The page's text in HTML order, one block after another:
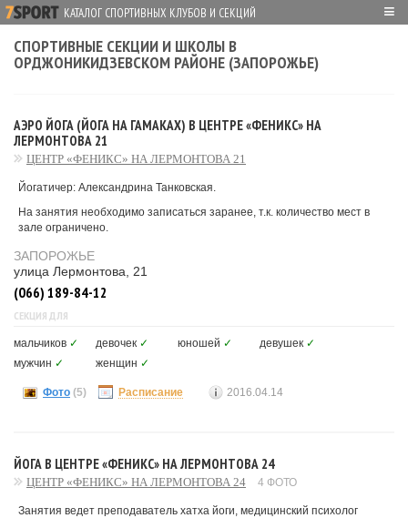
КАТАЛОГ СПОРТИВНЫХ КЛУБОВ И СЕКЦИЙ ≡
СПОРТИВНЫЕ СЕКЦИИ И ШКОЛЫ В
ОРДЖОНИКИДЗЕВСКОМ РАЙОНЕ (ЗАПОРОЖЬЕ)
АЭРО ЙОГА (ЙОГА НА ГАМАКАХ) В ЦЕНТРЕ «ФЕНИКС» НА
ЛЕРМОНТОВА 21
ЦЕНТР «ФЕНИКС» НА ЛЕРМОНТОВА 21
Йогатичер: Александрина Танковская.
На занятия необходимо записаться заранее, т.к. количество мест в
зале ограничено.
ЗАПОРОЖЬЕ
улица Лермонтова, 21
(066) 189-84-12
СЕКЦИЯ ДЛЯ
мальчиков ✓ девочек ✓ юношей ✓ девушек ✓
мужчин ✓ женщин ✓
Фото (5) Расписание 2016.04.14
ЙОГА В ЦЕНТРЕ «ФЕНИКС» НА ЛЕРМОНТОВА 24
ЦЕНТР «ФЕНИКС» НА ЛЕРМОНТОВА 24 4 ФОТО
Занятия ведет преподаватель хатха йоги, медицинский психолог